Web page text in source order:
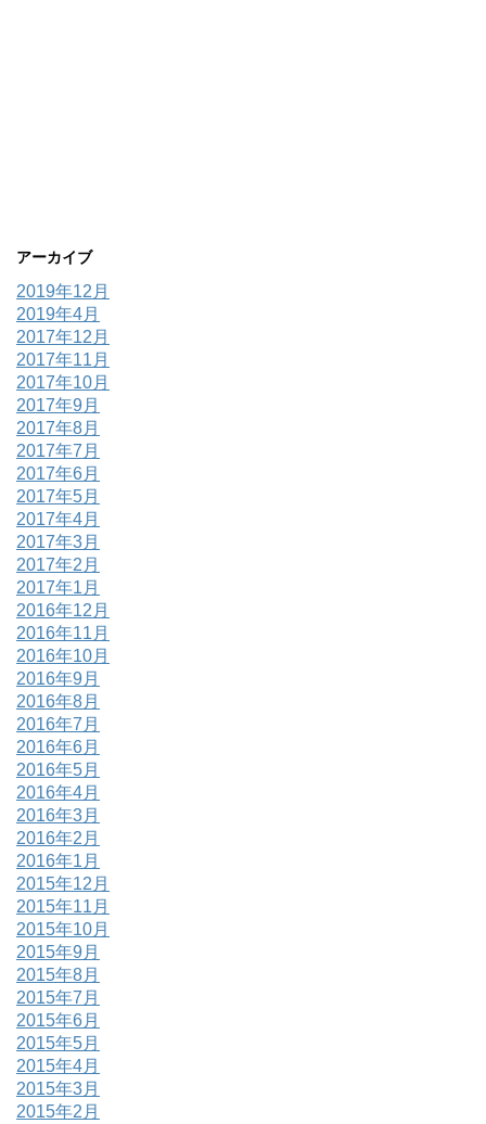
アーカイブ
2019年12月
2019年4月
2017年12月
2017年11月
2017年10月
2017年9月
2017年8月
2017年7月
2017年6月
2017年5月
2017年4月
2017年3月
2017年2月
2017年1月
2016年12月
2016年11月
2016年10月
2016年9月
2016年8月
2016年7月
2016年6月
2016年5月
2016年4月
2016年3月
2016年2月
2016年1月
2015年12月
2015年11月
2015年10月
2015年9月
2015年8月
2015年7月
2015年6月
2015年5月
2015年4月
2015年3月
2015年2月